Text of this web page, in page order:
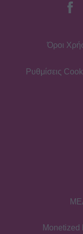
Όροι
Ρυθμίσεις
Monetized